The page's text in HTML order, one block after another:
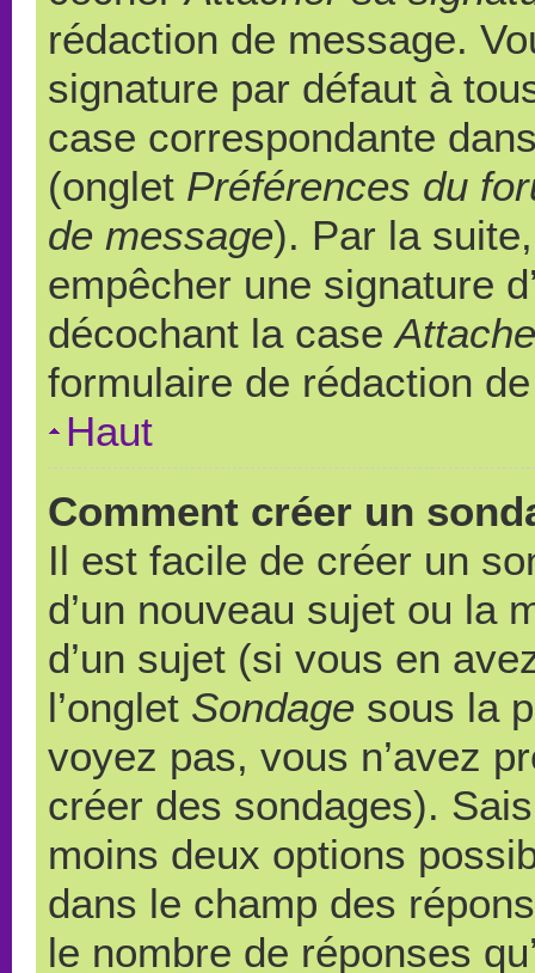
rédaction de message.
signature par défaut à
case correspondante
(onglet Préférences du
de message). Par la
empêcher une signature
décochant la case
formulaire de rédaction
Haut
Comment créer un
Il est facile de créer un
d’un nouveau sujet ou la
d’un sujet (si vous en
l’onglet Sondage sous la
voyez pas, vous n’avez
créer des sondages).
moins deux options
dans le champ des
le nombre de réponses